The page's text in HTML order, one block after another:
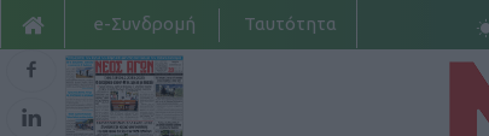
e-Συνδρομή Ταυτότητα